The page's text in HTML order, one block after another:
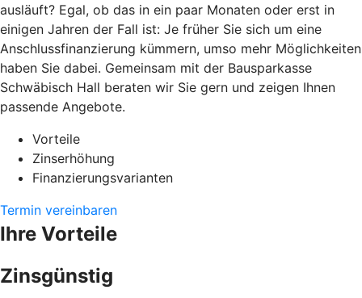
ausläuft? Egal, ob das in ein paar Monaten oder erst in
einigen Jahren der Fall ist: Je früher Sie sich um eine
Anschlussfinanzierung kümmern, umso mehr Möglichkeiten
haben Sie dabei. Gemeinsam mit der Bausparkasse
Schwäbisch Hall beraten wir Sie gern und zeigen Ihnen
passende Angebote.
Vorteile
Zinserhöhung
Finanzierungsvarianten
Termin vereinbaren
Ihre Vorteile
Zinsgünstig